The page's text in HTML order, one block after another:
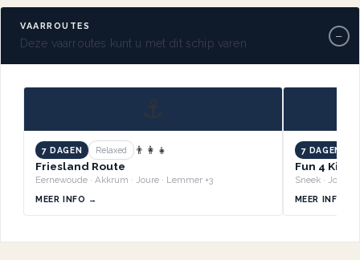
VAARROUTES
Deze vaarroutes kunt u met dit schip varen −
⚓
7 DAGEN Relaxed
👨‍👩‍👧
Friesland Route
Eernewoude · Akkrum · Joure · Lemmer +3
MEER INFO →
7 DAGEN
Fun 4 Kids
MEER INFO →